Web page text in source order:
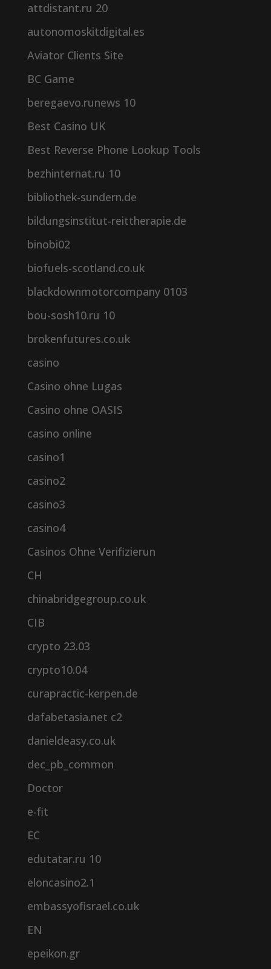
attdistant.ru 20
autonomoskitdigital.es
Aviator Clients Site
BC Game
beregaevo.runews 10
Best Casino UK
Best Reverse Phone Lookup Tools
bezhinternat.ru 10
bibliothek-sundern.de
bildungsinstitut-reittherapie.de
binobi02
biofuels-scotland.co.uk
blackdownmotorcompany 0103
bou-sosh10.ru 10
brokenfutures.co.uk
casino
Casino ohne Lugas
Casino ohne OASIS
casino online
casino1
casino2
casino3
casino4
Casinos Ohne Verifizierun
CH
chinabridgegroup.co.uk
CIB
crypto 23.03
crypto10.04
curapractic-kerpen.de
dafabetasia.net c2
danieldeasy.co.uk
dec_pb_common
Doctor
e-fit
EC
edutatar.ru 10
eloncasino2.1
embassyofisrael.co.uk
EN
epeikon.gr